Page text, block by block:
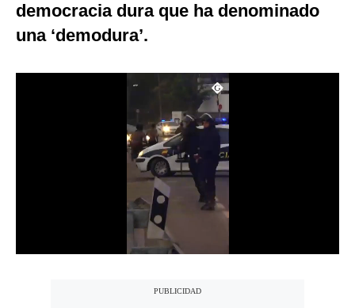
Tecnología
democracia dura que ha denominado
una ‘demodura’.